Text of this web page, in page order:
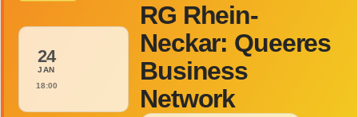
24
JAN
18:00
RG Rhein-
Neckar: Queeres
Business
Network